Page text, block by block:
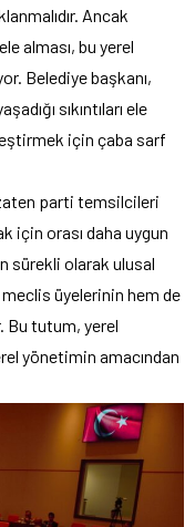
Ancak
alması, bu yerel
Belediye başkanı,
sıkıntıları ele
için çaba sarf
parti temsilcileri
için orası daha uygun
sürekli olarak ulusal
üyelerinin hem de
Bu tutum, yerel
yönetimin amacından